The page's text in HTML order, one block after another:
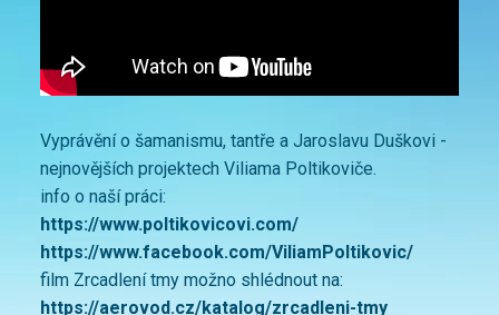
Vyprávění o šamanismu, tantře a Jaroslavu Duškovi -
nejnovějších projektech Viliama Poltikoviče.
info o naší práci:
https://www.poltikovicovi.com/
https://www.facebook.com/ViliamPoltikovic/
film Zrcadlení tmy možno shlédnout na:
https://aerovod.cz/katalog/zrcadleni-tmy